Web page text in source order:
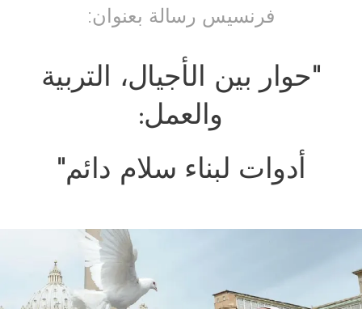
فرنسيس رسالة بعنوان:
"حوار بين الأجيال، التربية
والعمل:
"أدوات لبناء سلام دائم